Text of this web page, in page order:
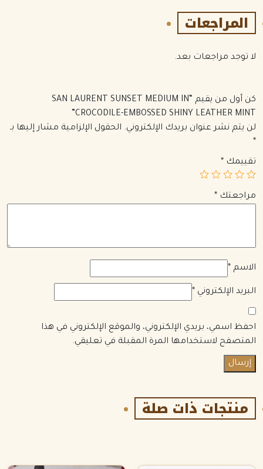
المراجعات
لا توجد مراجعات بعد.
كن أول من يقيم “SAN LAURENT SUNSET MEDIUM IN
CROCODILE-EMBOSSED SHINY LEATHER MINT”
لن يتم نشر عنوان بريدك الإلكتروني. الحقول الإلزامية مشار إليها بـ
*
تقييمك *
مراجعتك *
الاسم *
البريد الإلكتروني *
احفظ اسمي، بريدي الإلكتروني، والموقع الإلكتروني في هذا
المتصفح لاستخدامها المرة المقبلة في تعليقي.
منتجات ذات صلة